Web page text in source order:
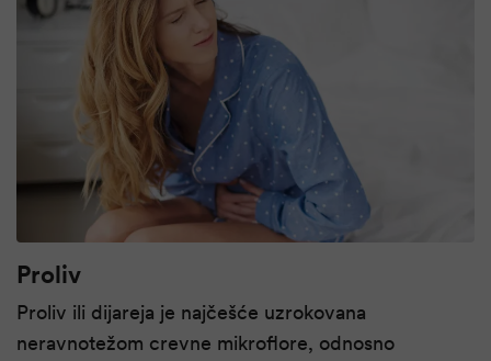
Proliv
Proliv ili dijareja je najčešće uzrokovana
neravnotežom crevne mikroflore, odnosno